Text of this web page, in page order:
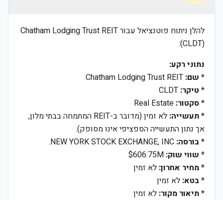
להלן ניתוח פוטנציאל עבור Chatham Lodging Trust REIT
(CLDT):
נתוני רקע:
* שם:
* טיקר:
*סקטור:
*תעשייה:
לא זמין (מדובר ב-REIT המתמחה בבתי מלון,
אך נתון התעשייה הספציפי אינו מסופק).
*בורסה:
* שווי שוק:
*מחיר אחרון: לא זמין
*בטא: לא זמין
*תיאור מקור: לא זמין